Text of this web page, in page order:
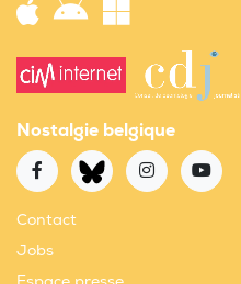
Nostalgie belgique
Contact
Jobs